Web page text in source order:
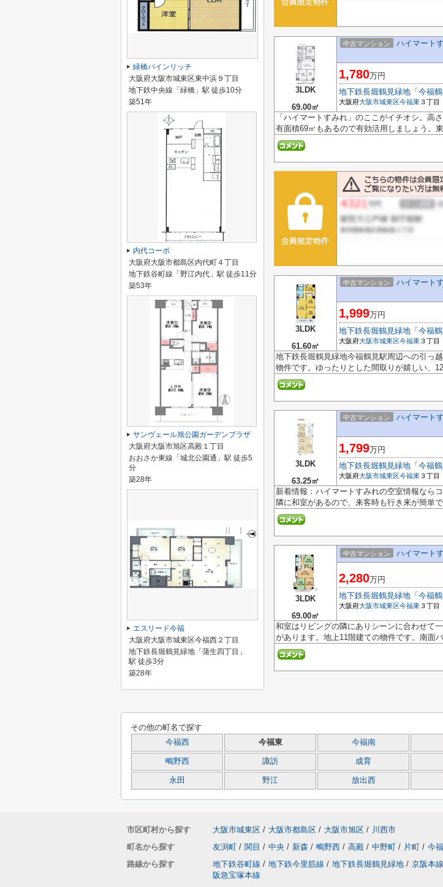
3LDK
69.00㎡
中古マンション ハイマート
1,780万円
地下鉄長堀鶴見緑地 「 今福
大阪府大阪市城東区今福東３丁目
「ハイマートすみれ」のここがイチオシ。高
有面積69㎡もあるので有効活用しましょう。
3LDK
61.60㎡
中古マンション ハイマート
1,999万円
地下鉄長堀鶴見緑地 「 今福
大阪府大阪市城東区今福東３丁目
地下鉄長堀鶴見緑地今福鶴見駅周辺への引っ
物件です。ゆったりとした間取りが嬉しい、
3LDK
63.25㎡
中古マンション ハイマート
1,799万円
地下鉄長堀鶴見緑地 「 今福
大阪府大阪市城東区今福東３丁目
新着情報：ハイマートすみれの空室情報なら
隣に和室があるので、来客時も行き来が簡単
3LDK
69.00㎡
中古マンション ハイマート
2,280万円
地下鉄長堀鶴見緑地 「 今福
大阪府大阪市城東区今福東３丁目
和室はリビングの隣にありシーンに合わせて
があります。地上11階建ての物件です。南面
緑橋パインリッチ
大阪府大阪市城東区東中浜９丁目
地下鉄中央線「緑橋」駅 徒歩10分
築51年
内代コーポ
大阪府大阪市都島区内代町４丁目
地下鉄谷町線「野江内代」駅 徒歩11分
築53年
サンヴェール旭公園ガーデンプラザ
大阪府大阪市旭区高殿１丁目
おおさか東線「城北公園通」駅 徒歩5
分
築28年
エスリード今福
大阪府大阪市城東区今福西２丁目
地下鉄長堀鶴見緑地「蒲生四丁目」
駅 徒歩3分
築28年
その他の町名で探す
今福西 今福東 今福南
鴫野西 諏訪 成育
永田 野江 放出西
市区町村から探す 大阪市城東区 / 大阪市都島区 / 大阪市旭区 / 川西市
町名から探す
友渕町 / 関目 / 中央 / 新森 / 鴫野西 / 高殿 / 中野町 / 片町 / 今
路線から探す
地下鉄谷町線 / 地下鉄今里筋線 / 地下鉄長堀鶴見緑地 / 京阪本線
阪急宝塚本線